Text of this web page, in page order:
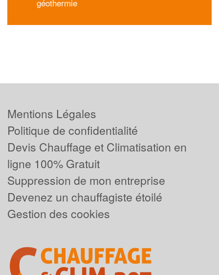
géothermie
Mentions Légales
Politique de confidentialité
Devis Chauffage et Climatisation en
ligne 100% Gratuit
Suppression de mon entreprise
Devenez un chauffagiste étoilé
Gestion des cookies